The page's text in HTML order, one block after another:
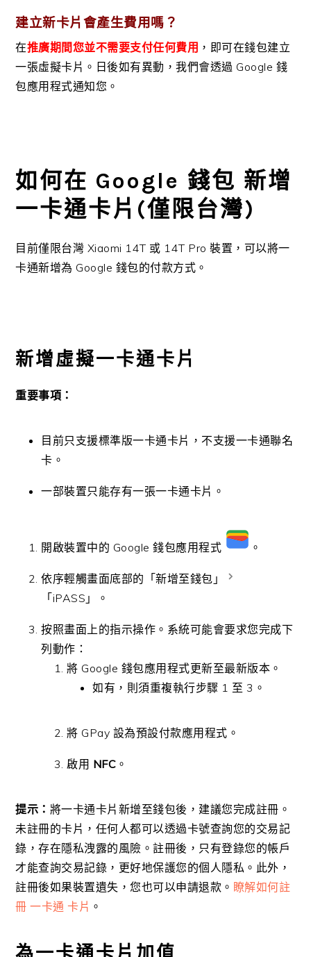
建立新卡片會產生費用嗎？
在推廣期間您並不需要支付任何費用 ，即可在錢包建立
一張虛擬卡片。日後如有異動，我們會透過 Google 錢
包應用程式通知您。
如何在 Google 錢包 新增
一卡通卡片(僅限台灣)
目前僅限台灣 Xiaomi 14T 或 14T Pro 裝置，可以將一
卡通新增為 Google 錢包的付款方式。
新增虛擬一卡通卡片
重要事項：
目前只支援標準版一卡通卡片，不支援一卡通聯名
卡。
一部裝置只能存有一張一卡通卡片。
開啟裝置中的 Google 錢包應用程式 。
依序輕觸畫面底部的「新增至錢包」
「iPASS」。
按照畫面上的指示操作。系統可能會要求您完成下
列動作：
將 Google 錢包應用程式更新至最新版本。
如有，則須重複執行步驟 1 至 3。
將 GPay 設為預設付款應用程式。
啟用 NFC 。
提示： 將一卡通卡片新增至錢包後，建議您完成註冊。
未註冊的卡片，任何人都可以透過卡號查詢您的交易記
錄，存在隱私洩露的風險。註冊後，只有登錄您的帳戶
才能查詢交易記錄，更好地保護您的個人隱私。此外，
註冊後如果裝置遺失，您也可以申請退款。 瞭解如何註
冊 一卡通 卡片 。